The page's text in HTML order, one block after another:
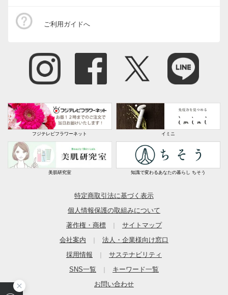
■色：（ア）アイボリー （イ）ベージュ （ウ）ローズ
ダーを承ります。
◎オーダーは10cm単位でお願いいたします。
■厚さ：約5mm（毛足約3mm）
ル74・綿26％、（ウ）（エ）アクリル83・綿17％、裏…
不織布（滑りにくい加工）
■日本製
※見る方向により色の濃淡があります。
※乾燥機・ドラム式洗濯機不可。
※洗濯機に入らない場合は手洗いしてください。
■防臭加工されています。
■抗菌加工されています。
■配送：3週間前後配送
ディノスのサイズ
商品の特徴
ご利用ガイドへ
フジテレビフラワーネット イミニ
美肌研究室 知識で変わるあなたの暮らし ちそう
特定商取引法に基づく表示
個人情報保護の取組みについて
著作権・商標
サイトマップ
会社案内
法人・企業様向け窓口
採用情報
サステナビリティ
SNS一覧
キーワード一覧
お問い合わせ